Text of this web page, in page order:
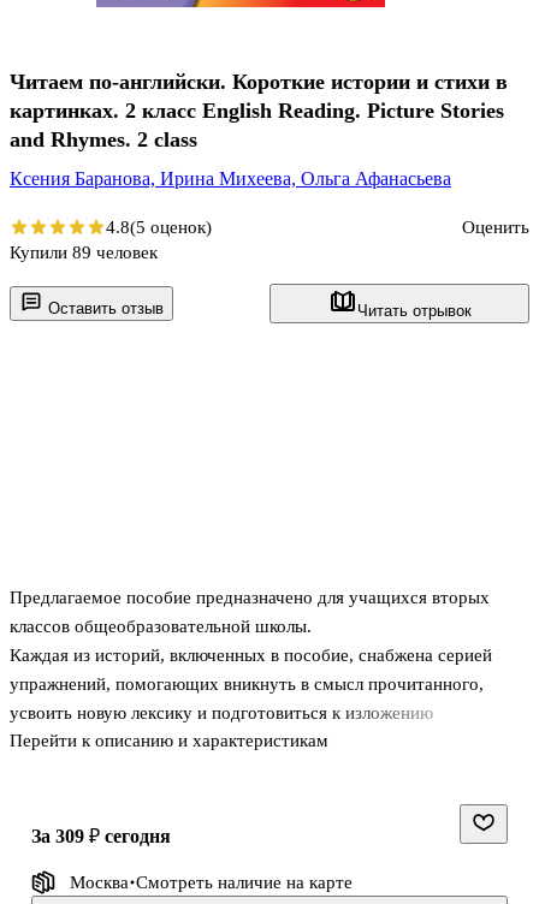
Оставить отзыв Читать отрывок
Предлагаемое пособие предназначено для учащихся вторых
классов общеобразовательной школы.
Каждая из историй, включенных в пособие, снабжена серией
упражнений, помогающих вникнуть в смысл прочитанного,
усвоить новую лексику и подготовиться к изложению
содержания . Их выполнение даёт второклассникам возможность
языке. В конце пособия предусмотрен словарь новых слов и
знакомит с грамматикой, способствует улучшению
Перейти к описанию и характеристикам
Читаем по-английски. Короткие истории и стихи в
картинках. 2 класс English Reading. Picture Stories
and Rhymes. 2 class
Ксения Баранова, Ирина Михеева, Ольга Афанасьева
4.8(5 оценок)
Оценить
Купили 89 человек
за 309 ₽ сегодня
Москва Смотреть наличие на карте